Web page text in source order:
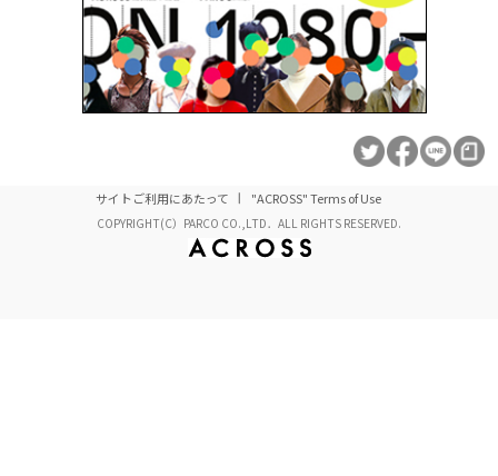
サイトご利用にあたって "ACROSS" Terms of Use
COPYRIGHT(C）PARCO CO.,LTD．ALL RIGHTS RESERVED.